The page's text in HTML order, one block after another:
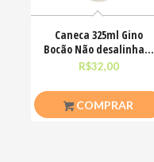
Caneca 325ml Gino
Bocão Não desalinha a
porra do meu chakra
R$32,00
COMPRAR